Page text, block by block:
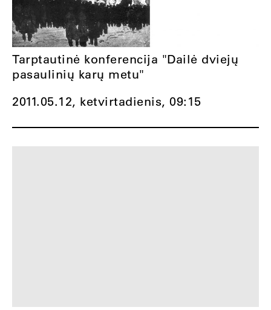
2011.05.12, ketvirtadienis, 09:15
Tarptautinė konferencija "Dailė dviejų
pasaulinių karų metu"